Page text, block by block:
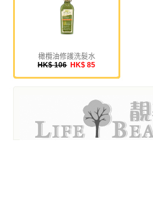
橄欖油修護洗髮水
HK$ 106 HK$ 85